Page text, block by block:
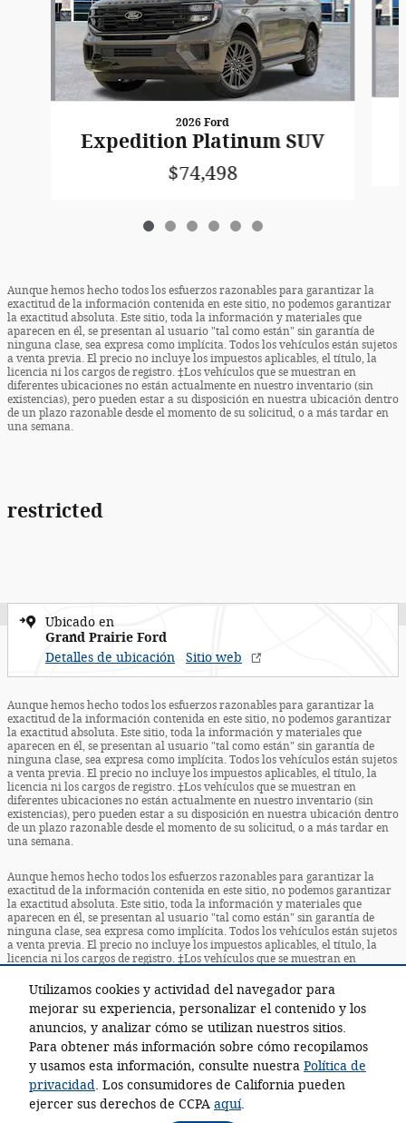
Utilizamos cookies y actividad del navegador para
mejorar su experiencia, personalizar el contenido y los
anuncios, y analizar cómo se utilizan nuestros sitios.
Para obtener más información sobre cómo recopilamos
y usamos esta información, consulte nuestra Política de
privacidad. Los consumidores de California pueden
ejercer sus derechos de CCPA aquí.
2026 Ford
Expedition Platinum SUV
$74,498
Aunque hemos hecho todos los esfuerzos razonables para garantizar la
exactitud de la información contenida en este sitio, no podemos garantizar
la exactitud absoluta. Este sitio, toda la información y materiales que
aparecen en él, se presentan al usuario "tal como están" sin garantía de
ninguna clase, sea expresa como implícita. Todos los vehículos están sujetos
a venta previa. El precio no incluye los impuestos aplicables, el título, la
licencia ni los cargos de registro. ‡Los vehículos que se muestran en
diferentes ubicaciones no están actualmente en nuestro inventario (sin
existencias), pero pueden estar a su disposición en nuestra ubicación dentro
de un plazo razonable desde el momento de su solicitud, o a más tardar en
una semana.
restricted
Ubicado en
Grand Prairie Ford
Detalles de ubicación
Sitio web
Aunque hemos hecho todos los esfuerzos razonables para garantizar la
exactitud de la información contenida en este sitio, no podemos garantizar
la exactitud absoluta. Este sitio, toda la información y materiales que
aparecen en él, se presentan al usuario "tal como están" sin garantía de
ninguna clase, sea expresa como implícita. Todos los vehículos están sujetos
a venta previa. El precio no incluye los impuestos aplicables, el título, la
licencia ni los cargos de registro. ‡Los vehículos que se muestran en
diferentes ubicaciones no están actualmente en nuestro inventario (sin
existencias), pero pueden estar a su disposición en nuestra ubicación dentro
de un plazo razonable desde el momento de su solicitud, o a más tardar en
una semana.
Aunque hemos hecho todos los esfuerzos razonables para garantizar la
exactitud de la información contenida en este sitio, no podemos garantizar
la exactitud absoluta. Este sitio, toda la información y materiales que
aparecen en él, se presentan al usuario "tal como están" sin garantía de
ninguna clase, sea expresa como implícita. Todos los vehículos están sujetos
a venta previa. El precio no incluye los impuestos aplicables, el título, la
licencia ni los cargos de registro. ‡Los vehículos que se muestran en
existencias), pero pueden estar a su disposición en nuestra ubicación dentro
de un plazo razonable desde el momento de su solicitud, o a más tardar en
una semana.
Instrucciones BHA Contacto Acerca de Privacidad Mapa del sitio
Términos y condiciones